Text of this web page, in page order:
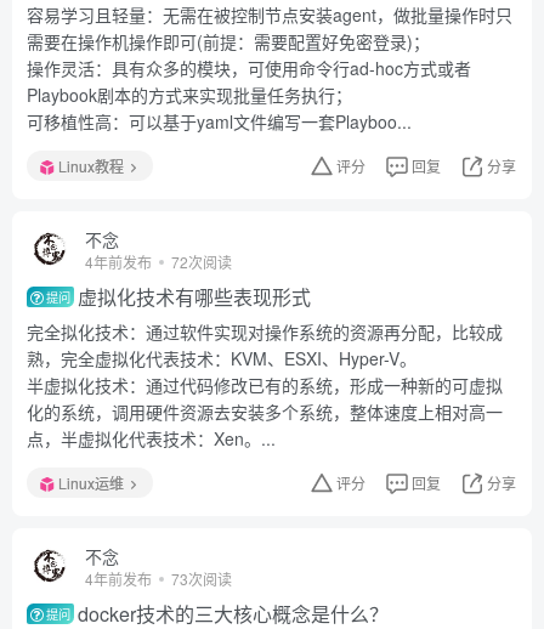
容易学习且轻量：无需在被控制节点安装agent，做批量操作时只
需要在操作机操作即可(前提：需要配置好免密登录)；
操作灵活：具有众多的模块，可使用命令行ad-hoc方式或者
Playbook剧本的方式来实现批量任务执行；
可移植性高：可以基于yaml文件编写一套Playboo...
Linux教程 评分 回复 分享
不念
4年前发布 72次阅读
提问 虚拟化技术有哪些表现形式
完全拟化技术：通过软件实现对操作系统的资源再分配，比较成
熟，完全虚拟化代表技术：KVM、ESXI、Hyper-V。
半虚拟化技术：通过代码修改已有的系统，形成一种新的可虚拟
化的系统，调用硬件资源去安装多个系统，整体速度上相对高一
点，半虚拟化代表技术：Xen。...
Linux运维 评分 回复 分享
不念
4年前发布 73次阅读
提问 docker技术的三大核心概念是什么？